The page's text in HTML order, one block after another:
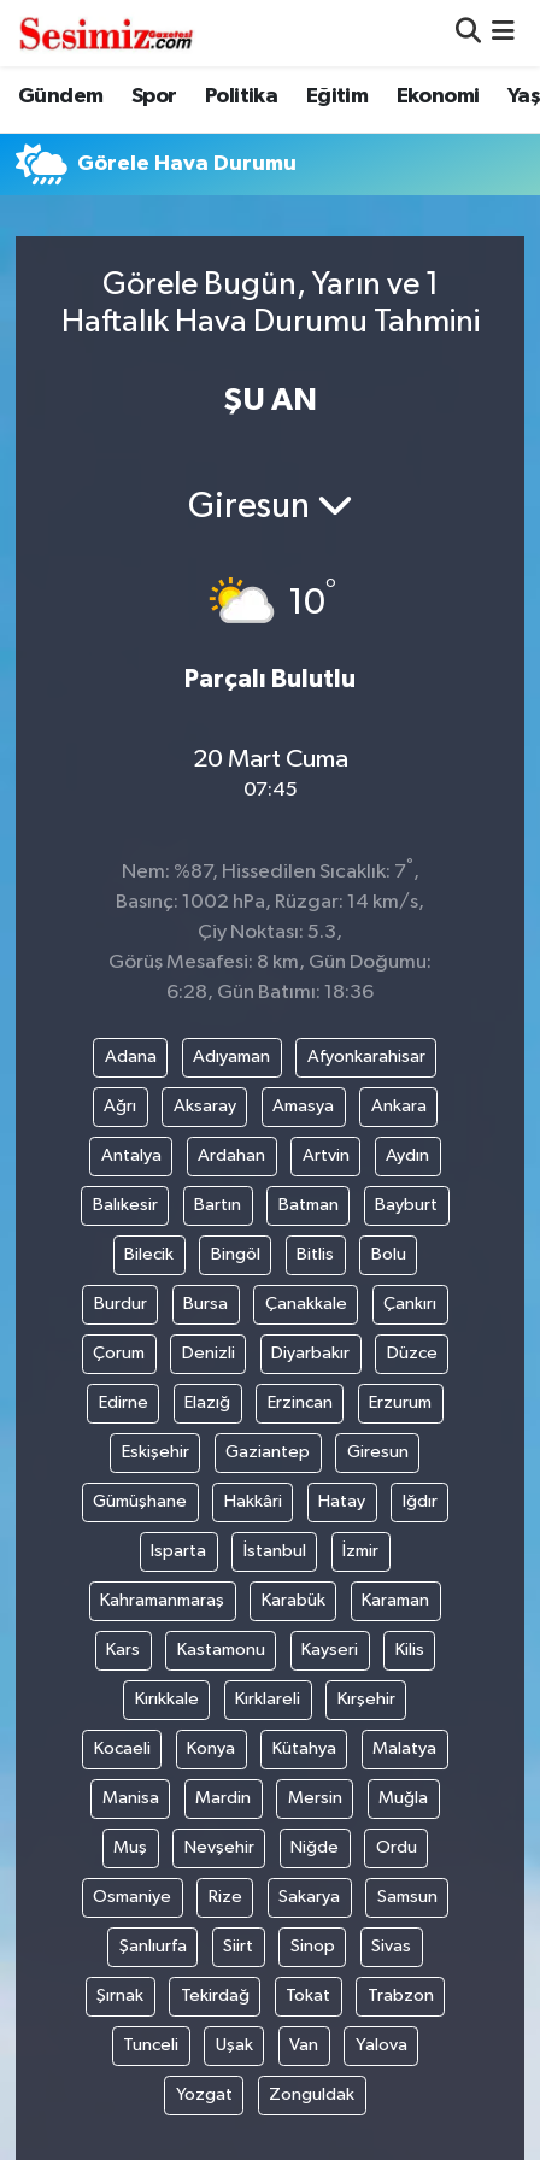
Gündem Spor Politika Eğitim Ekonomi
Görele Hava Durumu
Görele Bugün, Yarın ve 1
Haftalık Hava Durumu Tahmini
ŞU AN
Giresun
10°
Parçalı Bulutlu
20 Mart Cuma
07:45
Nem: %87, Hissedilen Sıcaklık: 7° ,
Basınç: 1002 hPa, Rüzgar: 14 km/s,
Çiy Noktası: 5.3,
Görüş Mesafesi: 8 km, Gün Doğumu:
6:28, Gün Batımı: 18:36
Adana Adıyaman Afyonkarahisar
Ağrı Aksaray Amasya Ankara
Antalya Ardahan Artvin Aydın
Balıkesir Bartın Batman Bayburt
Bilecik Bingöl Bitlis Bolu
Burdur Bursa Çanakkale Çankırı
Çorum Denizli Diyarbakır Düzce
Edirne Elazığ Erzincan Erzurum
Eskişehir Gaziantep Giresun
Gümüşhane Hakkâri Hatay Iğdır
Isparta İstanbul İzmir
Kahramanmaraş Karabük Karaman
Kars Kastamonu Kayseri Kilis
Kırıkkale Kırklareli Kırşehir
Kocaeli Konya Kütahya Malatya
Manisa Mardin Mersin Muğla
Muş Nevşehir Niğde Ordu
Osmaniye Rize Sakarya Samsun
Şanlıurfa Siirt Sinop Sivas
Şırnak Tekirdağ Tokat Trabzon
Tunceli Uşak Van Yalova
Yozgat Zonguldak
Dünya
Eğitim
Genel
Gündem
Nöbetçi Eczaneler
Hava Durumu
Trafik Durumu
Süper Lig Puan Durumu ve Fikstür